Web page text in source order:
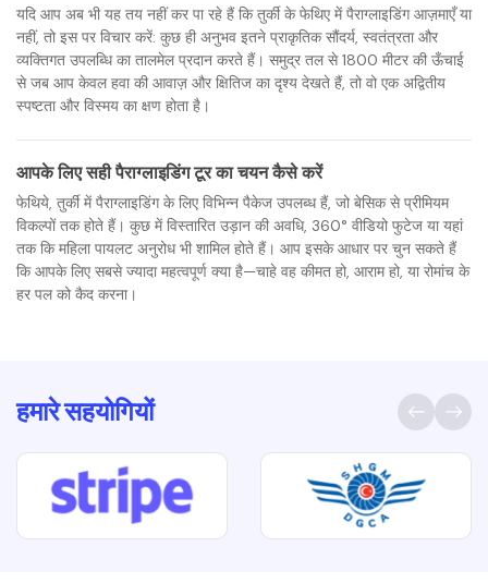
यदि आप अब भी यह तय नहीं कर पा रहे हैं कि तुर्की के फेथिए में पैराग्लाइडिंग आज़माएँ या
नहीं, तो इस पर विचार करें: कुछ ही अनुभव इतने प्राकृतिक सौंदर्य, स्वतंत्रता और
व्यक्तिगत उपलब्धि का तालमेल प्रदान करते हैं। समुद्र तल से 1800 मीटर की ऊँचाई
से जब आप केवल हवा की आवाज़ और क्षितिज का दृश्य देखते हैं, तो वो एक अद्वितीय
स्पष्टता और विस्मय का क्षण होता है।
आपके लिए सही पैराग्लाइडिंग टूर का चयन कैसे करें
फेथिये, तुर्की में पैराग्लाइडिंग के लिए विभिन्न पैकेज उपलब्ध हैं, जो बेसिक से प्रीमियम
विकल्पों तक होते हैं। कुछ में विस्तारित उड़ान की अवधि, 360° वीडियो फुटेज या यहां
तक कि महिला पायलट अनुरोध भी शामिल होते हैं। आप इसके आधार पर चुन सकते हैं
कि आपके लिए सबसे ज्यादा महत्वपूर्ण क्या है—चाहे वह कीमत हो, आराम हो, या रोमांच के
हर पल को कैद करना।
हमारे सहयोगियों